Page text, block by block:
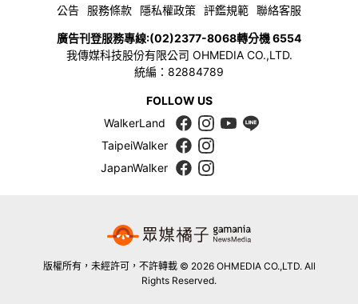
公告 服務條款 隱私權政策 評鑑規範 聯絡客服
廣告刊登服務專線:(02)2377-8068轉分機 6554
我傳媒科技股份有限公司 OHMEDIA CO.,LTD.
統編：82884789
FOLLOW US
WalkerLand
TaipeiWalker
JapanWalker
版權所有，未經許可，不許轉載 © 2026 OHMEDIA CO.,LTD. All
Rights Reserved.